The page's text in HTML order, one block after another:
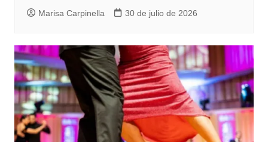
Marisa Carpinella 30 de julio de 2026